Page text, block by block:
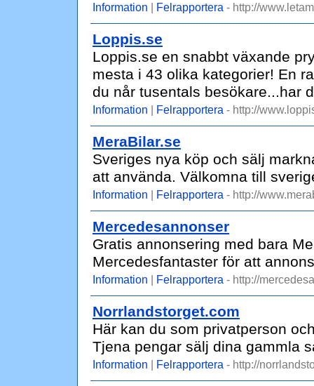
Information | Felrapportera - http://
Loppis.se
Loppis.se en snabbt växande
mesta i 43 olika kategorier! En
du når tusentals besökare...har
Information | Felrapportera - http://
MeraBilar.se
Sveriges nya köp och sälj
att använda. Välkomna till
Information | Felrapportera - http://
Mercedesannonser
Gratis annonsering med bara
Mercedesfantaster för att
Information | Felrapportera - http://
Norrlandstorget.com
Här kan du som privatperson
Tjena pengar sälj dina gammla
Information | Felrapportera - http://